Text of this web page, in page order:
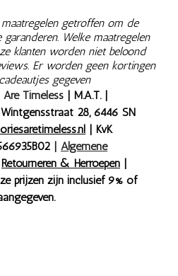
getroffen om de
Welke maatregelen
klanten worden niet beloond
Er worden geen kortingen
gegeven
Timeless | M.A.T. |
Wintgensstraat 28, 6446 SN
| KvK
Algemene
Retourneren & Herroepen
prijzen zijn inclusief 9% of